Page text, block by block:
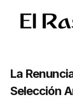
La
Selección